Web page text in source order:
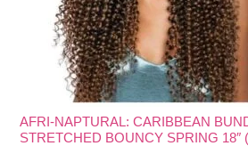
AFRI-NAPTURAL: CARIBBEAN
STRETCHED BOUNCY SPRING 18″